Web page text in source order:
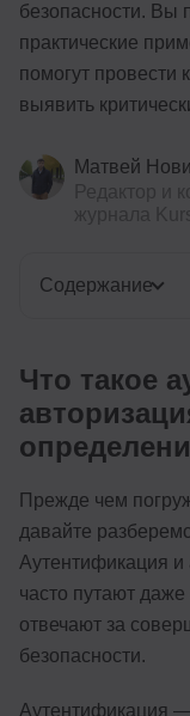
безопасности. Вы
практические
помогут провести
выявить
Матвей
Содержание
Что такое
Прежде чем
давайте
Аутентификация
часто путают
отвечают за
безопасности.
Аутентификация —